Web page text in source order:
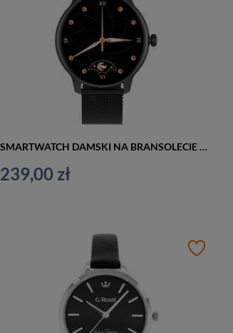
SMARTWATCH DAMSKI NA BRANSOLECIE G. Rossi SW020-2 - CIŚNIENIOMIERZ, PULSOKSYMETR (sg013b)
239,00 zł